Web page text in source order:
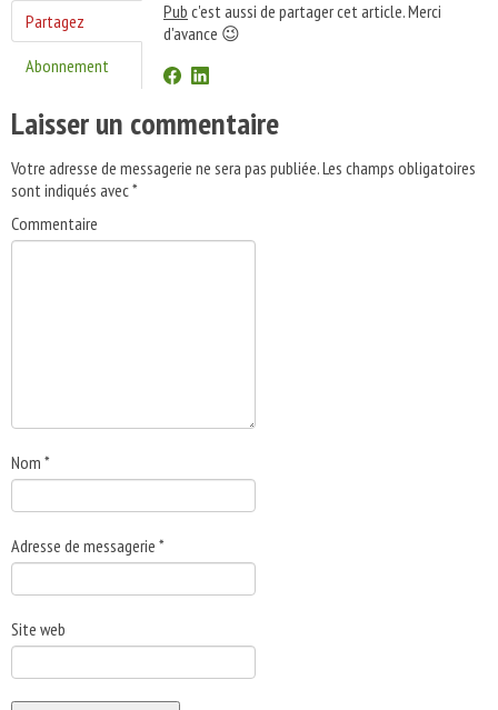
Partagez
Abonnement
Pub c'est aussi de partager cet article. Merci
d'avance 😉
Laisser un commentaire
Votre adresse de messagerie ne sera pas publiée.Les champs obligatoires
sont indiqués avec*
Commentaire
Nom *
Adresse de messagerie *
Site web